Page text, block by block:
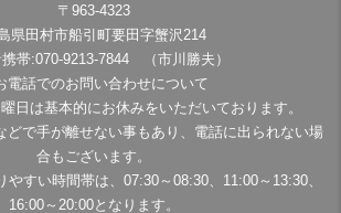
〒963-4323
県田村市船引町要田字蟹沢214
帯:070-9213-7844 （市川勝夫）
電話でのお問い合わせについて
日は基本的にお休みをいただいております。
どで手が離せない事もあり、電話に出られない場
合もございます。
やすい時間帯は、07:30～08:30、11:00～13:30、
16:00～20:00となります。